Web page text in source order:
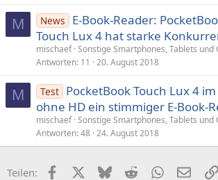
M News
E-Book-Reader:
Touch Lux 4 hat starke
mischaef Sonstige Smartphones, Tablets und
Antworten 11 20. August 2018
M Test PocketBook Touch Lux 4
ohne HD ein stimmiger
mischaef Sonstige Smartphones, Tablets und
Antworten 48 24. August 2018
Teilen: FacebookX (Twitter)
BlueskyRedditWhatsApp
E-Mail